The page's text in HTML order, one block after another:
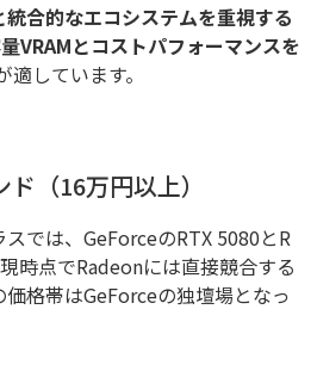
合的なエコシステムを重視する
VRAMとコストパフォーマンスを
適しています。
（16万円以上）
では、GeForceのRTX 5080とR
時点でRadeonには直接競合する
格帯はGeForceの独壇場となっ